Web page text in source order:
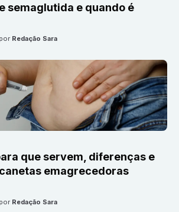
semaglutida e quando é
Redação Sara
que servem, diferenças e
emagrecedoras
Redação Sara